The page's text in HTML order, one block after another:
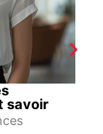
savoir